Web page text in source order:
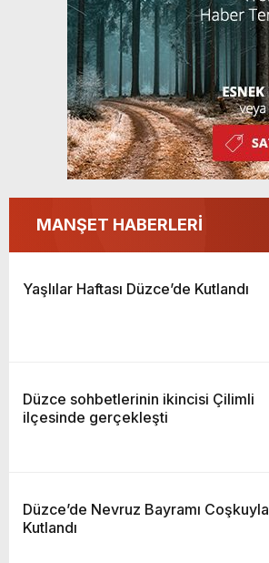
MANŞET HABERLERİ
Yaşlılar Haftası Düzce’de Kutlandı
Düzce sohbetlerinin ikincisi Çilimli
ilçesinde gerçekleşti
Düzce’de Nevruz Bayramı Coşkuyla
Kutlandı